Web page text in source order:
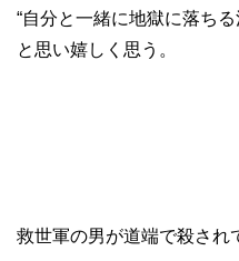
“自分と一緒に地獄に落ち
と思い嬉しく思う。
救世軍の男が道端で殺され